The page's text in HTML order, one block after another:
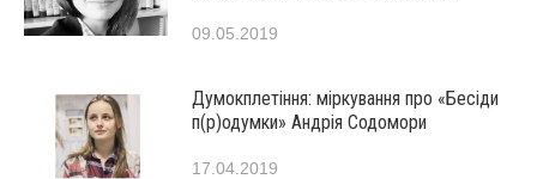
09.05.2019
Думокплетіння: міркування про «Бесіди
п(р)одумки» Андрія Содомори
17.04.2019